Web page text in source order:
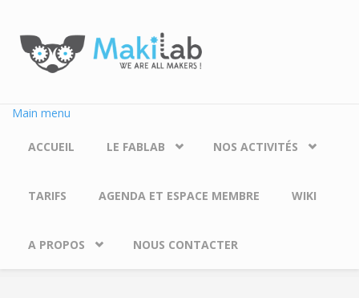
Main menu
ACCUEIL LE FABLAB NOS ACTIVITÉS
TARIFS AGENDA ET ESPACE MEMBRE WIKI
A PROPOS NOUS CONTACTER